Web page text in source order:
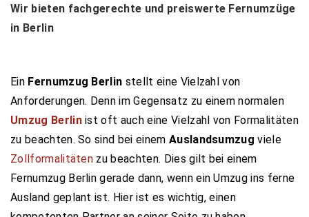
Wir bieten fachgerechte und preiswerte Fernumzüge
in Berlin
Ein Fernumzug Berlin stellt eine Vielzahl von
Anforderungen. Denn im Gegensatz zu einem normalen
Umzug Berlinist oft auch eine Vielzahl von Formalitäten
zu beachten. So sind bei einem Auslandsumzug viele
Zollformalitäten zu beachten. Dies gilt bei einem
Fernumzug Berlin gerade dann, wenn ein Umzug ins ferne
Ausland geplant ist. Hier ist es wichtig, einen